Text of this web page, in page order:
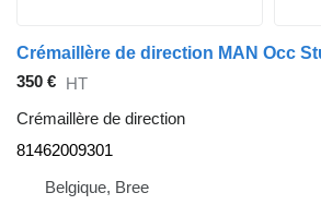
350 € HT
Crémaillère de direction
81462009301
Belgique, Bree